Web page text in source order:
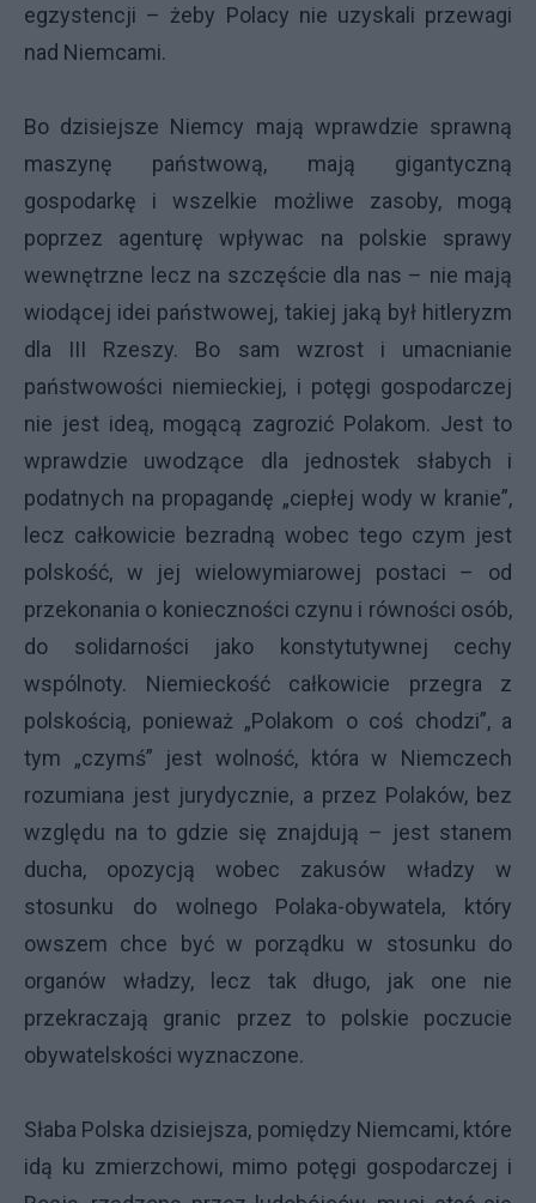
egzystencji – żeby Polacy nie uzyskali przewagi
nad Niemcami.
Bo dzisiejsze Niemcy mają wprawdzie sprawną
maszynę państwową, mają gigantyczną
gospodarkę i wszelkie możliwe zasoby, mogą
poprzez agenturę wpływac na polskie sprawy
wewnętrzne lecz na szczęście dla nas – nie mają
wiodącej idei państwowej, takiej jaką był hitleryzm
dla III Rzeszy. Bo sam wzrost i umacnianie
państwowości niemieckiej, i potęgi gospodarczej
nie jest ideą, mogącą zagrozić Polakom. Jest to
wprawdzie uwodzące dla jednostek słabych i
podatnych na propagandę „ciepłej wody w kranie”,
lecz całkowicie bezradną wobec tego czym jest
polskość, w jej wielowymiarowej postaci – od
przekonania o konieczności czynu i równości osób,
do solidarności jako konstytutywnej cechy
wspólnoty. Niemieckość całkowicie przegra z
polskością, ponieważ „Polakom o coś chodzi”, a
tym „czymś” jest wolność, która w Niemczech
rozumiana jest jurydycznie, a przez Polaków, bez
względu na to gdzie się znajdują – jest stanem
ducha, opozycją wobec zakusów władzy w
stosunku do wolnego Polaka-obywatela, który
owszem chce być w porządku w stosunku do
organów władzy, lecz tak długo, jak one nie
przekraczają granic przez to polskie poczucie
obywatelskości wyznaczone.
Słaba Polska dzisiejsza, pomiędzy Niemcami, które
idą ku zmierzchowi, mimo potęgi gospodarczej i